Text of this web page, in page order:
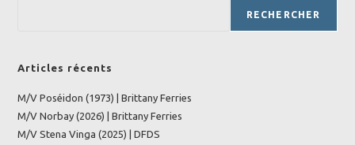
RECHERCHER
Articles récents
M/V Poséidon (1973) | Brittany Ferries
M/V Norbay (2026) | Brittany Ferries
M/V Stena Vinga (2025) | DFDS